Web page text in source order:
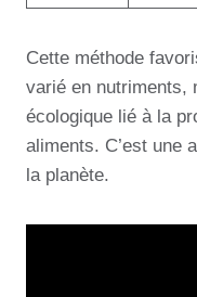
Cette méthode
varié en nutriments,
écologique lié à la
aliments. C’est une
la planète.